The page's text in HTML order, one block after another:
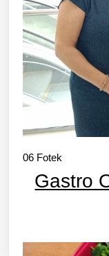
06 Fotek
Gastro